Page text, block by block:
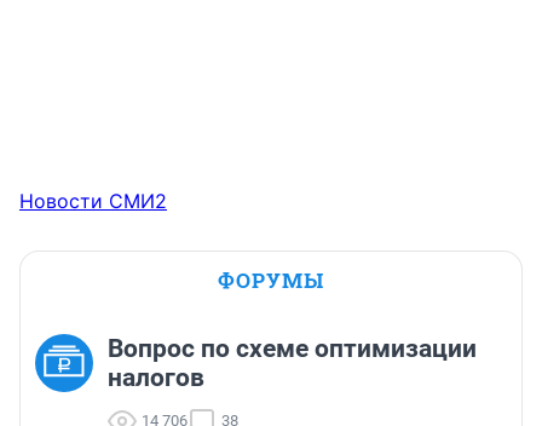
Новости СМИ2
ФОРУМЫ
Вопрос по схеме оптимизации
налогов
14 706 38